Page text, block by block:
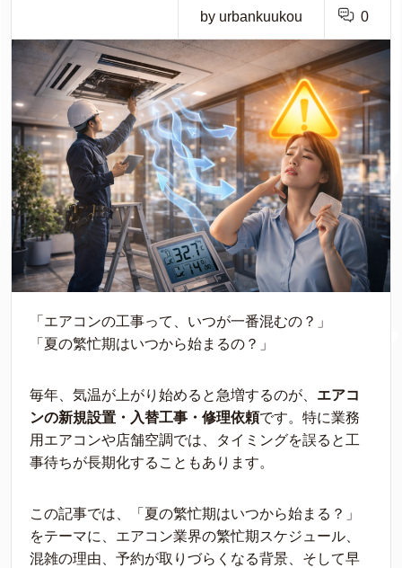
by urbankuukou 0
「エアコンの工事って、いつが一番混むの？」
「夏の繁忙期はいつから始まるの？」
毎年、気温が上がり始めると急増するのが、 エアコ
ンの新規設置・入替工事・修理依頼です。特に業務
用エアコンや店舗空調では、タイミングを誤ると工
事待ちが長期化することもあります。
この記事では、「夏の繁忙期はいつから始まる？」
をテーマに、エアコン業界の繁忙期スケジュール、
混雑の理由、予約が取りづらくなる背景、そして早